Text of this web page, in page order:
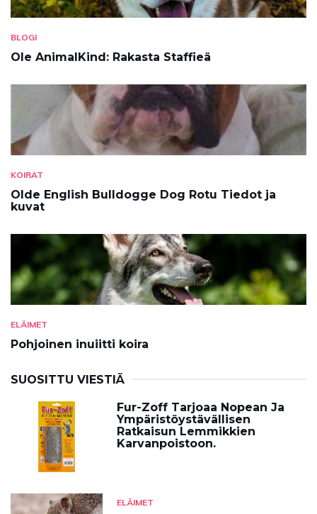
BLOGI
Ole AnimalKind: Rakasta Staffieä
KOIRAT
Olde English Bulldogge Dog Rotu Tiedot ja
kuvat
ELÄIMET
Pohjoinen inuiitti koira
SUOSITTU VIESTIÄ
Fur-Zoff Tarjoaa Nopean Ja
Ympäristöystävällisen
Ratkaisun Lemmikkien
Karvanpoistoon.
ELÄIMET